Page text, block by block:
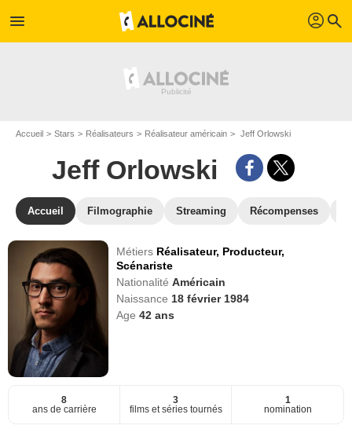
menu profil search
Accueil Stars Réalisateurs Réalisateur américain Jeff Orlowski
Jeff Orlowski
Accueil Filmographie Streaming Récompenses
Métiers Réalisateur, Producteur,
Scénariste
NationalitéAméricain
Naissance 18 février 1984
Age42 ans
8
ans de carrière
3
films et séries tournés
1
nomination